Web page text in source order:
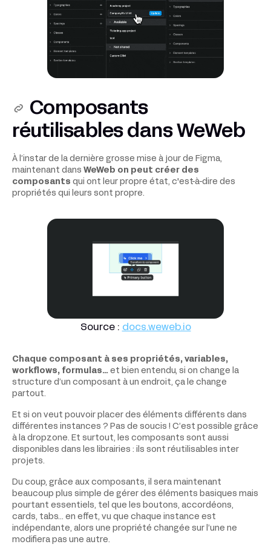
Composants
réutilisables dans WeWeb
À l’instar de la dernière grosse mise à jour de Figma,
maintenant dans WeWeb on peut créer des
composants qui ont leur propre état, c'est-à-dire des
propriétés qui leurs sont propre.
Source : docs.weweb.io
Chaque composant à ses propriétés, variables,
workflows, formulas… et bien entendu, si on change la
structure d’un composant à un endroit, ça le change
partout.
Et si on veut pouvoir placer des éléments différents dans
différentes instances ? Pas de soucis ! C’est possible grâce
à la dropzone. Et surtout, les composants sont aussi
disponibles dans les librairies : ils sont réutilisables inter
projets.
Du coup, grâce aux composants, il sera maintenant
beaucoup plus simple de gérer des éléments basiques mais
pourtant essentiels, tel que les boutons, accordéons,
cards, tabs… en effet, vu que chaque instance est
indépendante, alors une propriété changée sur l’une ne
modifiera pas une autre.